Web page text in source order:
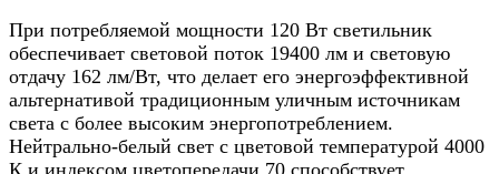
При потребляемой мощности 120 Вт светильник
обеспечивает световой поток 19400 лм и световую
отдачу 162 лм/Вт, что делает его энергоэффективной
альтернативой традиционным уличным источникам
света с более высоким энергопотреблением.
Нейтрально-белый свет с цветовой температурой 4000